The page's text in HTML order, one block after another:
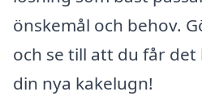
önskemål och behov.
och se till att du får
din nya kakelugn!